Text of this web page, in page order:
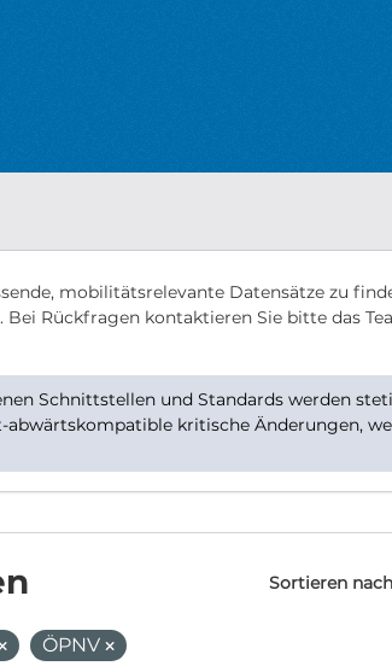
mobilitätsrelevante Datensätze zu
Rückfragen kontaktieren Sie bitte das
Schnittstellen und Standards werden
abwärtskompatible kritische Änderungen,
Sortieren nach
ÖPNV